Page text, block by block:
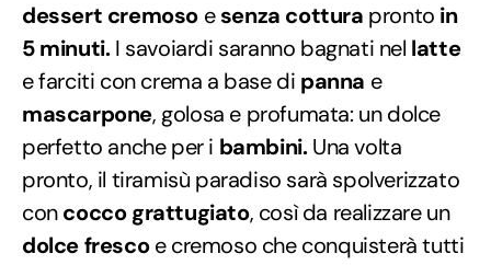
dessert cremoso esenza cottura pronto in
5 minuti.I savoiardi saranno bagnati nel latte
e farciti con crema a base di panna e
mascarpone, golosa e profumata: un dolce
perfetto anche per i bambini.Una volta
pronto, il tiramisù paradiso sarà spolverizzato
concocco grattugiato, così da realizzare un
dolce frescoe cremoso che conquisterà tutti